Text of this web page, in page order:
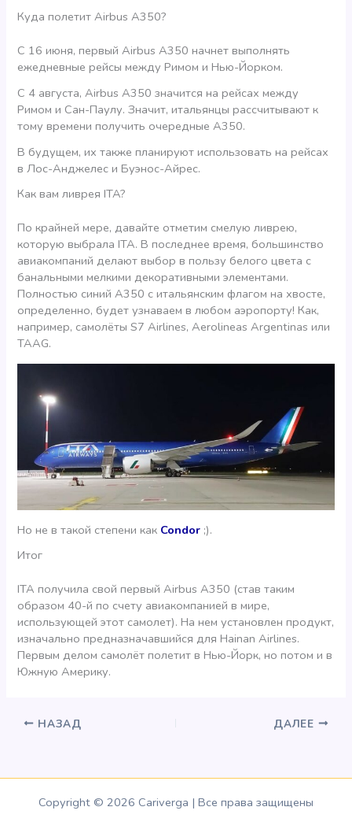
Куда полетит Airbus A350?
С 16 июня, первый Airbus A350 начнет выполнять
ежедневные рейсы между Римом и Нью-Йорком.
С 4 августа, Airbus A350 значится на рейсах между
Римом и Сан-Паулу. Значит, итальянцы рассчитывают к
тому времени получить очередные А350.
В будущем, их также планируют использовать на рейсах
в Лос-Анджелес и Буэнос-Айрес.
Как вам ливрея ITA?
По крайней мере, давайте отметим смелую ливрею,
которую выбрала ITA. В последнее время, большинство
авиакомпаний делают выбор в пользу белого цвета с
банальными мелкими декоративными элементами.
Полностью синий A350 с итальянским флагом на хвосте,
определенно, будет узнаваем в любом аэропорту! Как,
например, самолёты S7 Airlines, Aerolineas Argentinas или
TAAG.
Но не в такой степени как Condor ;).
Итог
ITA получила свой первый Airbus A350 (став таким
образом 40-й по счету авиакомпанией в мире,
использующей этот самолет). На нем установлен продукт,
изначально предназначавшийся для Hainan Airlines.
Первым делом самолёт полетит в Нью-Йорк, но потом и в
Южную Америку.
НАЗАД ДАЛЕЕ
Copyright © 2026 Cariverga | Все права защищены